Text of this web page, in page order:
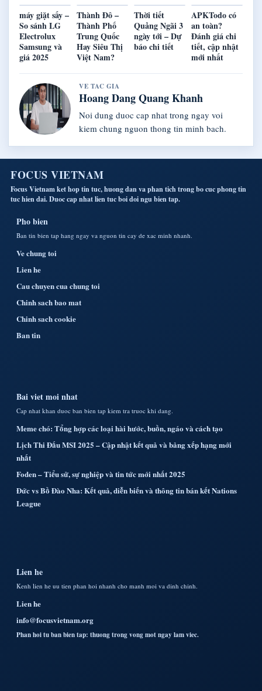
máy giặt sấy –
So sánh LG
Electrolux
Samsung và
giá 2025
Thành Đô –
Thành Phố
Trung Quốc
Hay Siêu Thị
Việt Nam?
Thời tiết
Quảng Ngãi 3
ngày tới – Dự
báo chi tiết
APKTodo có
an toàn?
Đánh giá chi
tiết, cập nhật
mới nhất
VE TAC GIA
Hoang Dang Quang Khanh
Noi dung duoc cap nhat trong ngay voi
kiem chung nguon thong tin minh bach.
FOCUS VIETNAM
Focus Vietnam ket hop tin tuc, huong dan va phan tich trong bo cuc phong tin
tuc hien dai. Duoc cap nhat lien tuc boi doi ngu bien tap.
Pho bien
Ban tin bien tap hang ngay va nguon tin cay de xac minh nhanh.
Ve chung toi
Lien he
Cau chuyen cua chung toi
Chinh sach bao mat
Chinh sach cookie
Ban tin
Bai viet moi nhat
Cap nhat khan duoc ban bien tap kiem tra truoc khi dang.
Meme chó: Tổng hợp các loại hài hước, buồn, ngáo và cách tạo
Lịch Thi Đấu MSI 2025 – Cập nhật kết quả và bảng xếp hạng mới
nhất
Foden – Tiểu sử, sự nghiệp và tin tức mới nhất 2025
Đức vs Bồ Đào Nha: Kết quả, diễn biến và thông tin bán kết Nations
League
Lien he
Kenh lien he uu tien phan hoi nhanh cho manh moi va dinh chinh.
Lien he
info@focusvietnam.org
Phan hoi tu ban bien tap: thuong trong vong mot ngay lam viec.